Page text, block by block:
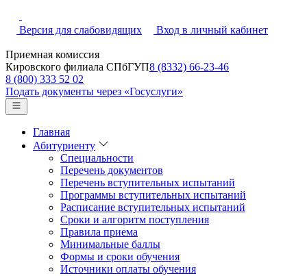
Версия для слабовидящих Вход в личный кабинет
Приемная комиссия
Кировского филиала СПбГУП8 (8332) 66-23-46
8 (800) 333 52 02
Подать документы через «Госуслуги»
Главная
Абитуриенту
Специальности
Перечень документов
Перечень вступительных испытаний
Программы вступительных испытаний
Расписание вступительных испытаний
Сроки и алгоритм поступления
Правила приема
Минимальные баллы
Формы и сроки обучения
Источники оплаты обучения